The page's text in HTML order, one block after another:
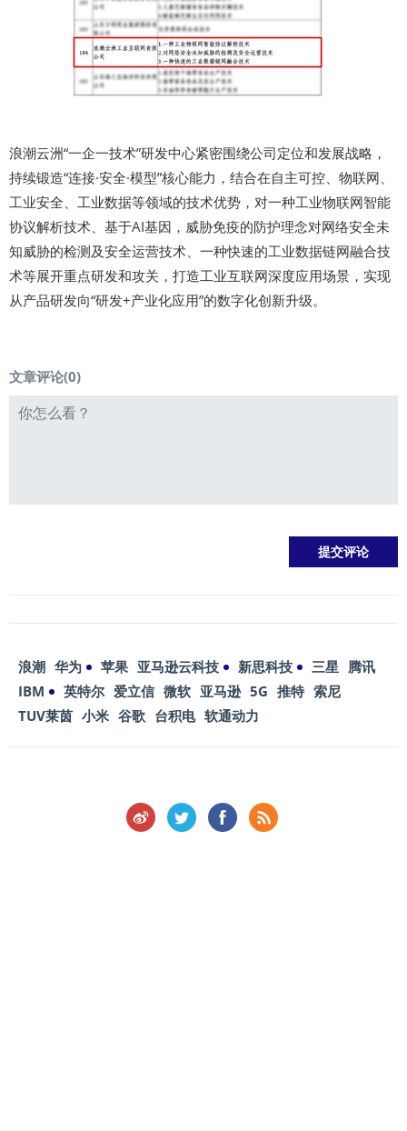
浪潮云洲“一企一技术”研发中心紧密围绕公司定位和发展战略，
持续锻造“连接·安全·模型”核心能力，结合在自主可控、物联网、
工业安全、工业数据等领域的技术优势，对一种工业物联网智能
协议解析技术、基于AI基因，威胁免疫的防护理念对网络安全未
知威胁的检测及安全运营技术、一种快速的工业数据链网融合技
术等展开重点研发和攻关，打造工业互联网深度应用场景，实现
从产品研发向“研发+产业化应用”的数字化创新升级。
文章评论(0)
浪潮 华为 苹果 亚马逊云科技 新思科技 三星 腾讯
IBM
英特尔 爱立信 微软 亚马逊 5G 推特 索尼
TUV莱茵 小米 谷歌 台积电 软通动力